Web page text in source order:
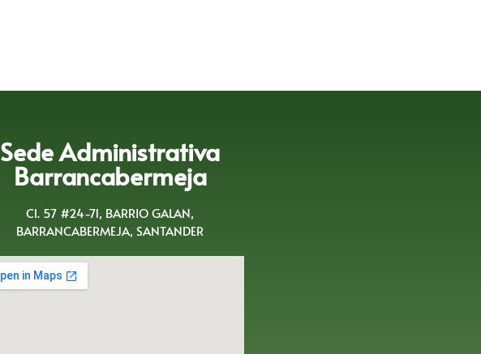
Sede Administrativa
Barrancabermeja
Cl. 57 #24-71, BARRIO GALAN,
BARRANCABERMEJA, SANTANDER